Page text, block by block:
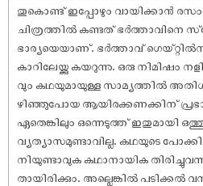
തുകൊണ്ട് ഇപ്പോഴും വായിക്കാൻ
ചിത്രത്തിൽ കണ്ടത് ഭർത്താവിനെ
ഭാര്യയെയാണ്. ഭർത്താവ്
കാറിലേയ്ക്കു കയറുന്നു. ഒരു നിമിഷം
വും കഥയുമായുള്ള സാമ്യത്തിൽ
ഴിഞ്ഞുപോയ ആയിരക്കണക്കിന്
ഏതെങ്കിലും ഒന്നെടുത്ത് ഇതുമായി
വ്യത്യാസമുണ്ടാവില്ല. കഥയുടെ
നിയുണ്ടാവുക കഥാനായിക
തായിരിക്കും. അല്ലെങ്കിൽ പടിക്കൽ